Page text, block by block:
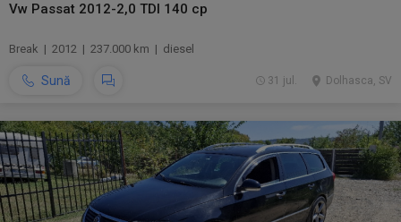
Vw Passat 2012-2,0 TDI 140 cp
Break | 2012 | 237.000 km | diesel
Sună Dolhasca, SV
31 jul.